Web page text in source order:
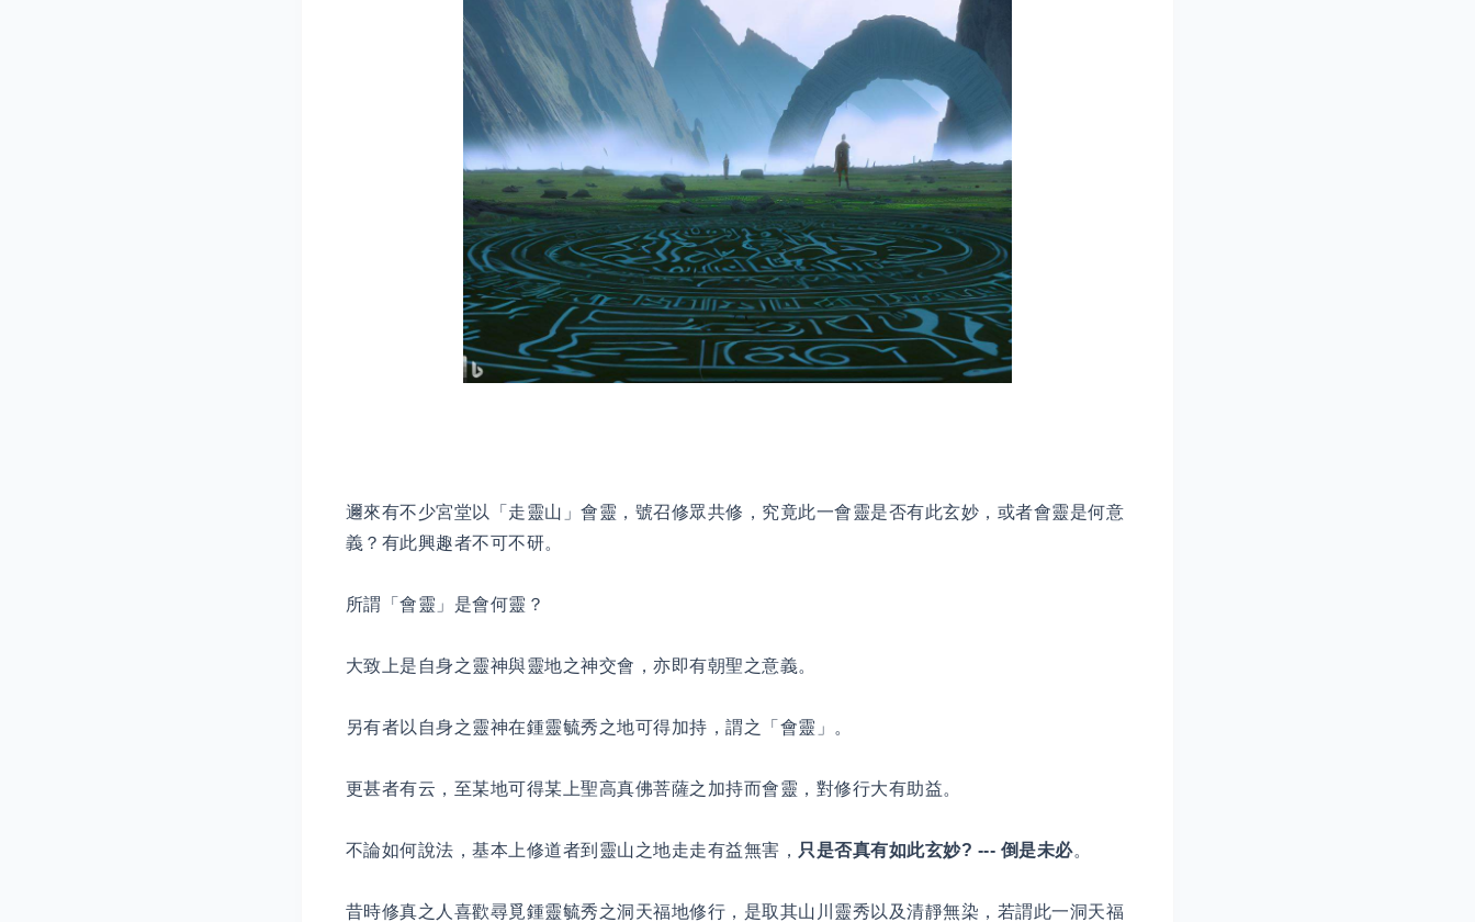
邇來有不少宮堂以「走靈山」會靈，號召修眾共修，究竟此一會靈是否有此玄妙，或者會靈是何意
義？有此興趣者不可不研。
所謂「會靈」是會何靈？
大致上是自身之靈神與靈地之神交會，亦即有朝聖之意義。
另有者以自身之靈神在鍾靈毓秀之地可得加持，謂之「會靈」。
更甚者有云，至某地可得某上聖高真佛菩薩之加持而會靈，對修行大有助益。
不論如何說法，基本上修道者到靈山之地走走有益無害， 只是否真有如此玄妙? --- 倒是未必。
昔時修真之人喜歡尋覓鍾靈毓秀之洞天福地修行，是取其山川靈秀以及清靜無染，若謂此一洞天福